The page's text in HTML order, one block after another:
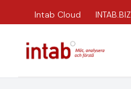
Intab Cloud INTAB.BIZ